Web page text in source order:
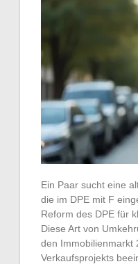
Ein Paar sucht eine
die im DPE mit F
Reform des DPE für
Diese Art von
den Immobilienmarkt
Verkaufsprojekts